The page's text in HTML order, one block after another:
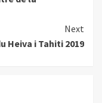
Next
Heiva i Tahiti 2019